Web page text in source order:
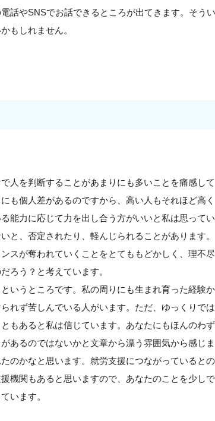
話やSNSでお話できるところが出てきます。そうい
もしれません。
人を判断することがあまりにも多いことを痛感して
も個人差があるのですから、高い人もそれほど高く
能力に応じて力を出し合う方がいいと私は思ってい
と、否定されたり、軽んじられることがあります。
スが奪われていくことをとてももどかしく、理不尽
ろう？と考えています。
いうところです。私の周りにも生まれ育った経験か
れず苦しんでいる人がいます。ただ、ゆっくりでは
もあると私は信じています。あなたにもほんのわず
あるのではないかと文章から漂う雰囲気から感じま
のかなと思います。就労支援につながっているとの
機関もあると思いますので、あなたのことを少しで
います。